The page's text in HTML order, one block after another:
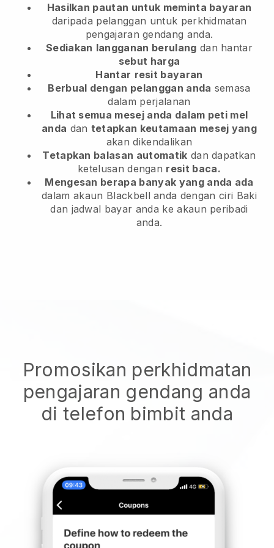
Hasilkan pautan untuk meminta bayaran
daripada pelanggan untuk perkhidmatan
pengajaran gendang anda.
Sediakan langganan berulang dan hantar
sebut harga
Hantar resit bayaran
Berbual dengan pelanggan anda semasa
dalam perjalanan
Lihat semua mesej anda dalam peti mel
anda dan tetapkan keutamaan mesej yang
akan dikendalikan
Tetapkan balasan automatik dan dapatkan
ketelusan dengan resit baca.
Mengesan berapa banyak yang anda ada
dalam akaun Blackbell anda dengan ciri Baki
dan jadwal bayar anda ke akaun peribadi
anda.
Promosikan perkhidmatan
pengajaran gendang anda
di telefon bimbit anda